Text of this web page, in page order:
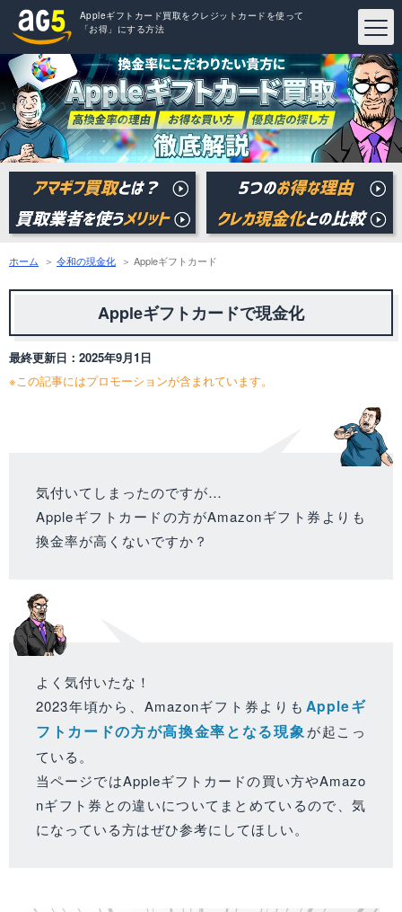
Appleギフトカード買取をクレジットカードを使って
「お得」にする方法
ホーム 令和の現金化 Appleギフトカード
Appleギフトカードで現金化
最終更新日： 2025年9月1日
※この記事にはプロモーションが含まれています。
気付いてしまったのですが…
Appleギフトカードの方がAmazonギフト券よりも
換金率が高くないですか？
よく気付いたな！
2023年頃から、Amazonギフト券よりも Appleギ
フトカードの方が高換金率となる現象が起こっ
ている。
当ページではAppleギフトカードの買い方やAmazo
nギフト券との違いについてまとめているので、気
になっている方はぜひ参考にしてほしい。